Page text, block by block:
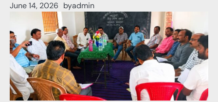
June 14, 2026 byadmin